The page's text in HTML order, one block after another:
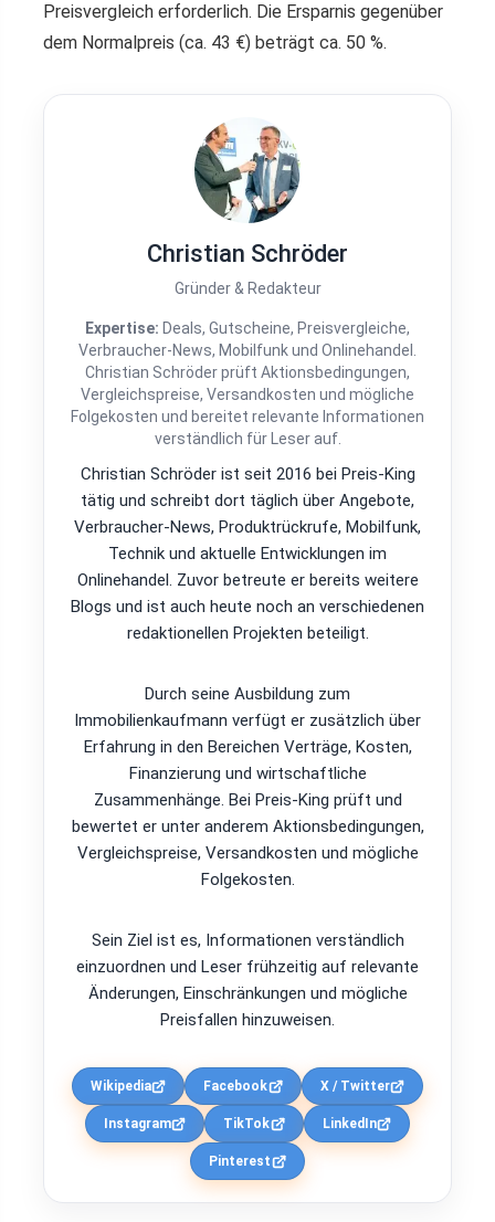
Preisvergleich erforderlich. Die Ersparnis gegenüber
dem Normalpreis (ca. 43 €) beträgt ca. 50 %.
Christian Schröder
Gründer & Redakteur
Expertise: Deals, Gutscheine, Preisvergleiche,
Verbraucher-News, Mobilfunk und Onlinehandel.
Christian Schröder prüft Aktionsbedingungen,
Vergleichspreise, Versandkosten und mögliche
Folgekosten und bereitet relevante Informationen
verständlich für Leser auf.
Christian Schröder ist seit 2016 bei Preis-King
tätig und schreibt dort täglich über Angebote,
Verbraucher-News, Produktrückrufe, Mobilfunk,
Technik und aktuelle Entwicklungen im
Onlinehandel. Zuvor betreute er bereits weitere
Blogs und ist auch heute noch an verschiedenen
redaktionellen Projekten beteiligt.
Durch seine Ausbildung zum
Immobilienkaufmann verfügt er zusätzlich über
Erfahrung in den Bereichen Verträge, Kosten,
Finanzierung und wirtschaftliche
Zusammenhänge. Bei Preis-King prüft und
bewertet er unter anderem Aktionsbedingungen,
Vergleichspreise, Versandkosten und mögliche
Folgekosten.
Sein Ziel ist es, Informationen verständlich
einzuordnen und Leser frühzeitig auf relevante
Änderungen, Einschränkungen und mögliche
Preisfallen hinzuweisen.
Wikipedia Facebook X / Twitter
Instagram TikTok LinkedIn
Pinterest